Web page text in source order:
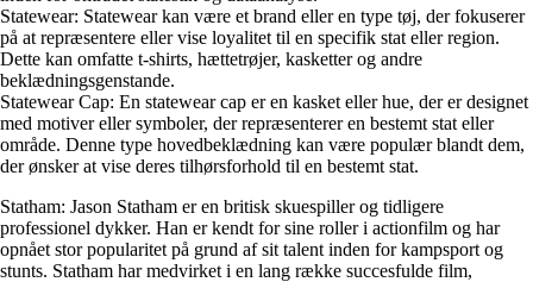
Statewear: Statewear kan være et brand eller en type tøj, der fokuserer
på at repræsentere eller vise loyalitet til en specifik stat eller region.
Dette kan omfatte t-shirts, hættetrøjer, kasketter og andre
beklædningsgenstande.
Statewear Cap: En statewear cap er en kasket eller hue, der er designet
med motiver eller symboler, der repræsenterer en bestemt stat eller
område. Denne type hovedbeklædning kan være populær blandt dem,
der ønsker at vise deres tilhørsforhold til en bestemt stat.
Statham: Jason Statham er en britisk skuespiller og tidligere
professionel dykker. Han er kendt for sine roller i actionfilm og har
opnået stor popularitet på grund af sit talent inden for kampsport og
stunts. Statham har medvirket i en lang række succesfulde film,